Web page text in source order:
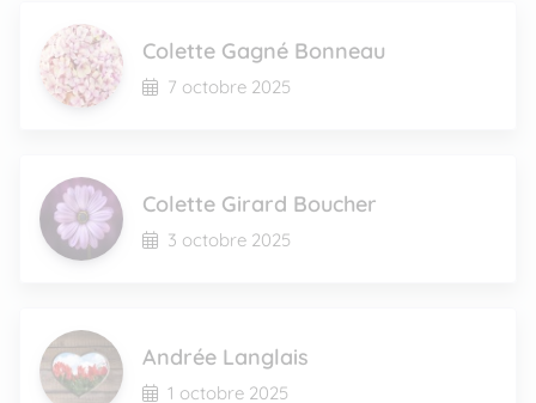
Colette Gagné Bonneau
7 octobre 2025
Colette Girard Boucher
3 octobre 2025
Andrée Langlais
1 octobre 2025